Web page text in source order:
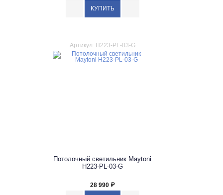
Артикул: H223-PL-03-G
Потолочный светильник Maytoni
H223-PL-03-G
28 990 ₽